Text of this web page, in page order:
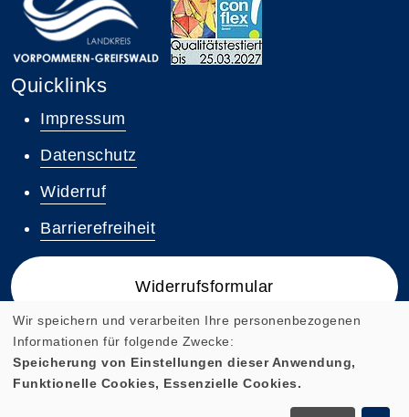
Quicklinks
Impressum
Datenschutz
Widerruf
Barrierefreiheit
Widerrufsformular
Cookie Einstellungen
Wir speichern und verarbeiten Ihre personenbezogenen
Informationen für folgende Zwecke:
Speicherung von Einstellungen dieser Anwendung,
Funktionelle Cookies, Essenzielle Cookies.